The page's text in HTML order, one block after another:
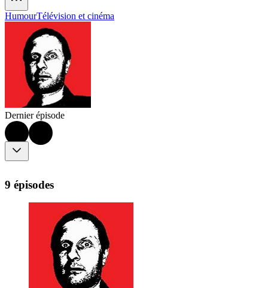
HumourTélévision et cinéma
Dernier épisode
9 épisodes